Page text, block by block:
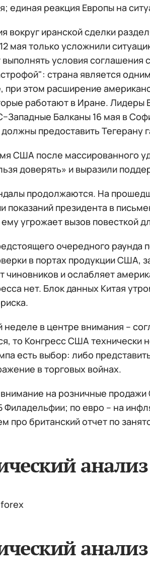
единая реакция Европы на
вокруг иранской сделки
мая только усложнили
условия
страна является
при этом расширение
работают в Иране. Лидеры
Балканы 16 мая в
предоставить Тегерану
США после массированного
доверять» и выразили
продолжаются. На
показаний президента в
ему угрожает вызов повесткой
очередного
в портах продукции США,
чиновников и ослабляет
нет. Блок данных Китая
неделе в центре внимания –
то Конгресс США технически
есть выбор: либо
в торговых войнах.
на розничные продажи
Филадельфии; по евро – на
про британский отчет по
анализ
анализ